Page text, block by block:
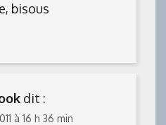
bisous
dit :
à 16 h 36 min